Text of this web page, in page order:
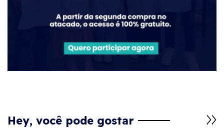
Hey, você pode gostar